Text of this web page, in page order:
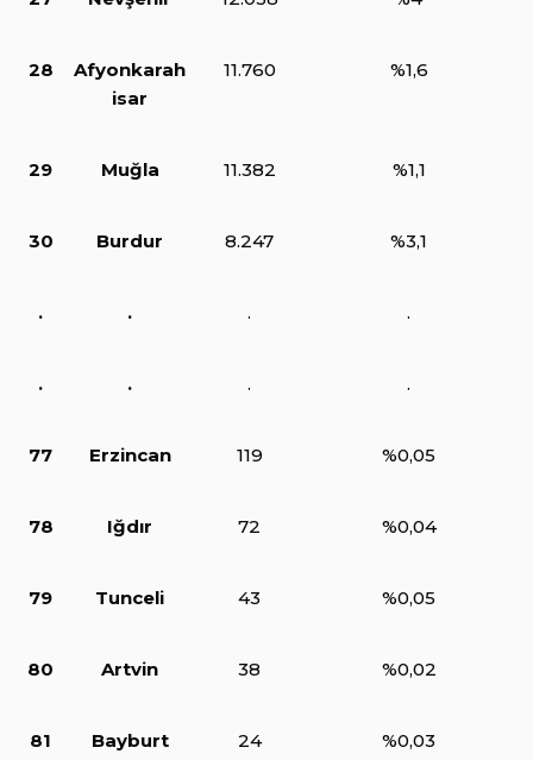
28
Afyonkarah
isar
11.760 %1,6
29 Muğla 11.382 %1,1
30 Burdur 8.247 %3,1
. . . .
. . . .
77 Erzincan 119 %0,05
78 Iğdır 72 %0,04
79 Tunceli 43 %0,05
80 Artvin 38 %0,02
81 Bayburt 24 %0,03